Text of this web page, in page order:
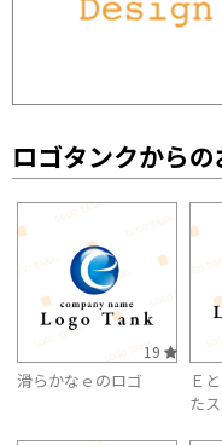
ロゴタンクから
19
滑らかなｅのロゴ
Ｅ
た